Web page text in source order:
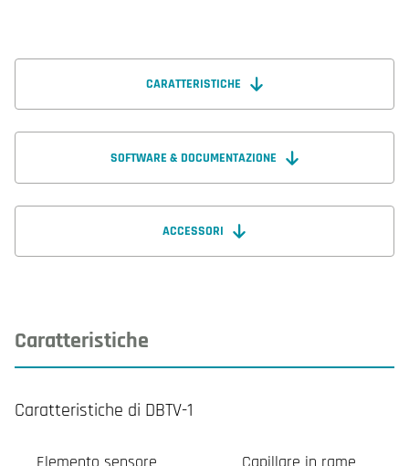
CARATTERISTICHE
SOFTWARE & DOCUMENTAZIONE
ACCESSORI
Caratteristiche
Caratteristiche di DBTV-1